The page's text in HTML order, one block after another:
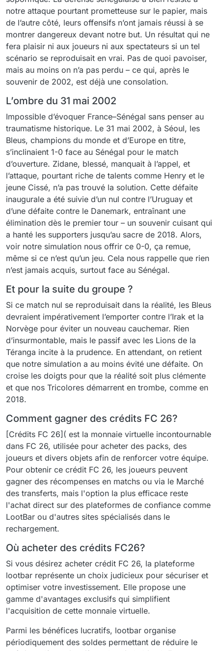
notre attaque pourtant prometteuse sur le papier, mais
de l’autre côté, leurs offensifs n’ont jamais réussi à se
montrer dangereux devant notre but. Un résultat qui ne
fera plaisir ni aux joueurs ni aux spectateurs si un tel
scénario se reproduisait en vrai. Pas de quoi pavoiser,
mais au moins on n’a pas perdu – ce qui, après le
souvenir de 2002, est déjà une consolation.
L’ombre du 31 mai 2002
Impossible d’évoquer France–Sénégal sans penser au
traumatisme historique. Le 31 mai 2002, à Séoul, les
Bleus, champions du monde et d’Europe en titre,
s’inclinaient 1-0 face au Sénégal pour le match
d’ouverture. Zidane, blessé, manquait à l’appel, et
l’attaque, pourtant riche de talents comme Henry et le
jeune Cissé, n’a pas trouvé la solution. Cette défaite
inaugurale a été suivie d’un nul contre l’Uruguay et
d’une défaite contre le Danemark, entraînant une
élimination dès le premier tour – un souvenir cuisant qui
a hanté les supporters jusqu’au sacre de 2018. Alors,
voir notre simulation nous offrir ce 0-0, ça remue,
même si ce n’est qu’un jeu. Cela nous rappelle que rien
n’est jamais acquis, surtout face au Sénégal.
Et pour la suite du groupe ?
Si ce match nul se reproduisait dans la réalité, les Bleus
devraient impérativement l’emporter contre l’Irak et la
Norvège pour éviter un nouveau cauchemar. Rien
d’insurmontable, mais le passif avec les Lions de la
Téranga incite à la prudence. En attendant, on retient
que notre simulation a au moins évité une défaite. On
croise les doigts pour que la réalité soit plus clémente
et que nos Tricolores démarrent en trombe, comme en
2018.
Comment gagner des crédits FC 26?
[Crédits FC 26]( est la monnaie virtuelle incontournable
dans FC 26, utilisée pour acheter des packs, des
joueurs et divers objets afin de renforcer votre équipe.
Pour obtenir ce crédit FC 26, les joueurs peuvent
gagner des récompenses en matchs ou via le Marché
des transferts, mais l'option la plus efficace reste
l'achat direct sur des plateformes de confiance comme
LootBar ou d'autres sites spécialisés dans le
rechargement.
Où acheter des crédits FC26?
Si vous désirez acheter crédit FC 26, la plateforme
lootbar représente un choix judicieux pour sécuriser et
optimiser votre investissement. Elle propose une
gamme d'avantages exclusifs qui simplifient
l'acquisition de cette monnaie virtuelle.
Parmi les bénéfices lucratifs, lootbar organise
périodiquement des soldes permettant de réduire le